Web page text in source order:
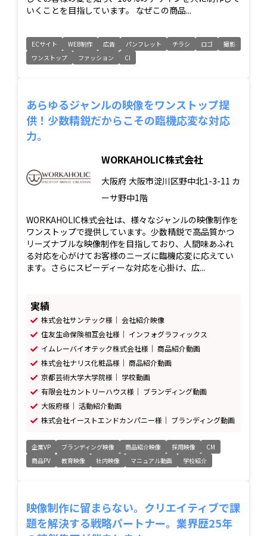
いくことを目指しています。 なぜこの商品...
ECサイト WEB制作 広告 パンフレット チラシ ロゴ
撮影
ワンストップ
ファッション CI
あらゆるジャンルの映像をワンストップ提
供！少数精鋭だからこその臨機応変な対応
力。
WORKAHOLIC株式会社
大阪府 大阪市淀川区野中北1-3-11 カ
ーサ野中1階
WORKAHOLIC株式会社は、様々なジャンルの映像制作を
ワンストップで提供しています。少数精鋭で高品質かつ
リーズナブルな映像制作を目指しており、人間味あふれ
る対応を心がけてお客様のニーズに臨機応変に応えてい
ます。さらにスピーディーな対応を心掛け、広...
実績
株式会社サンテック様｜ 会社紹介映像
住友生命保険相互会社様｜ インフォグラフィックス
イムレーバイオテック株式会社様｜ 商品紹介動画
株式会社ナリス化粧品様｜ 商品紹介動画
京都芸術大学大学院様｜ 学校動画
有限会社カントリーハウス様｜ ブランディング動画
大阪府様｜ 活動紹介動画
株式会社イーストエンドカンパニー様｜ ブランディング動画
企業VP ブランディング映像 商品紹介映像 採用映像
CM
商品PV
教育映像 社内映像 マニュアル動画 学校紹介
映像制作に留まらない。クリエイティブで課
題を解決する戦略パートナー。業界歴25年